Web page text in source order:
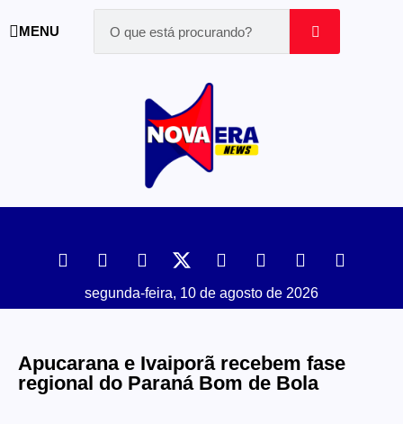
MENU
segunda-feira, 10 de agosto de 2026
Apucarana e Ivaiporã recebem fase
regional do Paraná Bom de Bola